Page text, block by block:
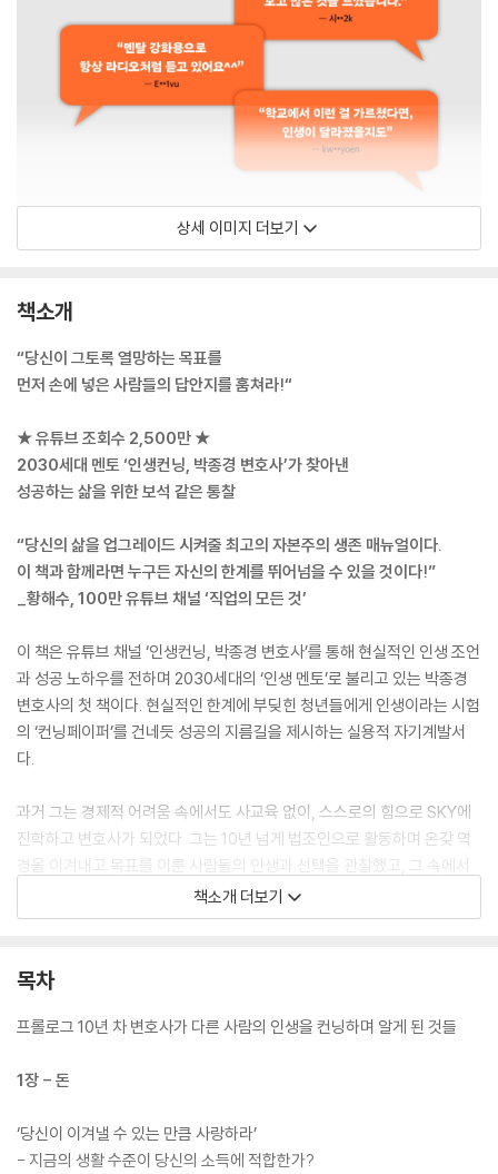
상세 이미지 더보기
책소개
“당신이 그토록 열망하는 목표를
먼저 손에 넣은 사람들의 답안지를 훔쳐라!“
★ 유튜브 조회수 2,500만 ★
2030세대 멘토 ‘인생컨닝, 박종경 변호사’가 찾아낸
성공하는 삶을 위한 보석 같은 통찰
“당신의 삶을 업그레이드 시켜줄 최고의 자본주의 생존 매뉴얼이다.
이 책과 함께라면 누구든 자신의 한계를 뛰어넘을 수 있을 것이다!”
_황해수, 100만 유튜브 채널 ‘직업의 모든 것’
이 책은 유튜브 채널 ‘인생컨닝, 박종경 변호사’를 통해 현실적인 인생 조언
과 성공 노하우를 전하며 2030세대의 ‘인생 멘토’로 불리고 있는 박종경
변호사의 첫 책이다. 현실적인 한계에 부딪힌 청년들에게 인생이라는 시험
의 ‘컨닝페이퍼’를 건네듯 성공의 지름길을 제시하는 실용적 자기계발서
다.
과거 그는 경제적 어려움 속에서도 사교육 없이, 스스로의 힘으로 SKY에
진학하고 변호사가 되었다. 그는 10년 넘게 법조인으로 활동하며 온갖 역
경을 이겨내고 목표를 이룬 사람들의 인생과 선택을 관찰했고, 그 속에서
성공으로 직행하는 승자들의 삶의 구조를 읽어냈다. 바로 그 통찰을 바탕
으로, 이 책은 지금 자신의 방향을 찾으려 노력하고 있는 이들에게 더 빠르
보여준다.
저자는 무엇보다 빠른 성공을 위해서는 반드시 멘토가 필요하다고 강조하
처럼 돈도, 정보도, 빽도 없는 사람이라면 더더욱 효과적인 ‘컨닝’이 필요하
없이 듣고, 그들이 마주한 현실의 벽과 한계에 대한 깊은 이해를 쌓아왔다.
덕분에 이 책에는 추상적인 동기부여가 아닌, ‘지금 무엇을, 어떻게 해야 할
책소개 더보기
목차
프롤로그 10년 차 변호사가 다른 사람의 인생을 컨닝하며 알게 된 것들
1장 - 돈
‘당신이 이겨낼 수 있는 만큼 사랑하라’
- 지금의 생활 수준이 당신의 소득에 적합한가?